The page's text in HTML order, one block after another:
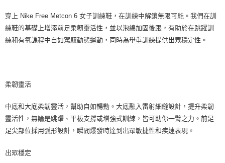
穿上 Nike Free Metcon 6 女子訓練鞋，在訓練中解鎖無限可能。我們在訓
練鞋的基礎上增添前足柔韌靈活性，並以泡綿加固後跟，有助於在跳躍訓
練和有氧課程中自如駕馭動態運動，同時為舉重訓練提供出眾穩定性。
柔韌靈活
中底和大底柔韌靈活，幫助自如暢動。大底融入雷射細縫設計，提升柔韌
靈活性，無論是跳躍、平板支撐或增強式訓練，皆可助你一臂之力。前足
足尖部位採用弧形設計，瞬間爆發時達到出眾敏捷性和疾速表現。
出眾穩定